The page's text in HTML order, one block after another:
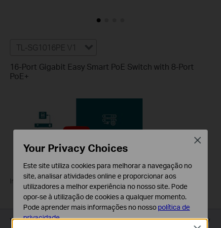
TL-SG1016PE V1
16-Port Gigabit Easy Smart PoE Switch with 8-Port
PoE+
Introducing TP-Link PoE Switches
Visão geral
Your Privacy Choices
Este site utiliza cookies para melhorar a navegação no
site, analisar atividades online e proporcionar aos
utilizadores a melhor experiência no nosso site. Pode
opor-se à utilização de cookies a qualquer momento.
Pode aprender mais informações no nosso política de
privacidade.
Close